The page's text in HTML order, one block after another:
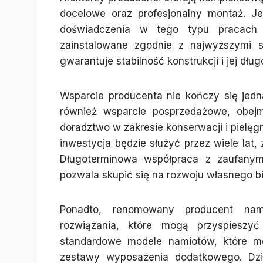
docelowe oraz profesjonalny montaż.
doświadczenia w tego typu
zainstalowane zgodnie z najwyższymi
gwarantuje stabilność konstrukcji i jej
Wsparcie producenta nie kończy się
również wsparcie posprzedażowe,
doradztwo w zakresie konserwacji i
inwestycja będzie służyć przez wiele
Długoterminowa współpraca z
pozwala skupić się na rozwoju własnego
Ponadto, renomowany producent
rozwiązania, które mogą
standardowe modele namiotów, które
zestawy wyposażenia dodatkowego.